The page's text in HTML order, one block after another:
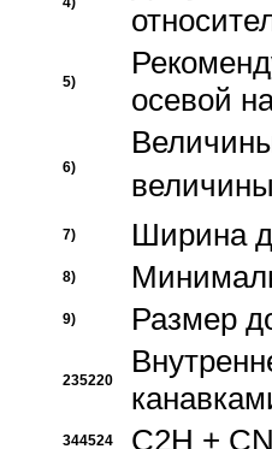
5)
осевой
6)
7) Ширина
8)
9) Размер
235220
344524 C2H +